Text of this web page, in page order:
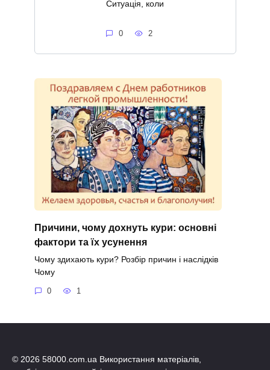
Ситуація, коли
0 2
Причини, чому дохнуть кури: основні
фактори та їх усунення
Чому здихають кури? Розбір причин і наслідків
Чому
0 1
© 2026 58000.com.ua Використання матеріалів,